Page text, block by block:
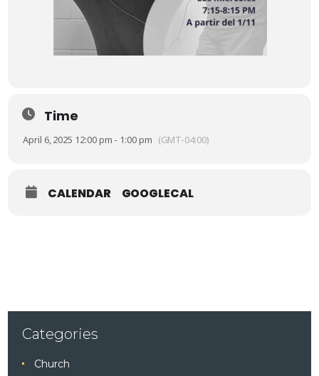
Time
April 6, 2025 12:00 pm - 1:00 pm (GMT-04:00)
CALENDAR GOOGLECAL
Categories
Church